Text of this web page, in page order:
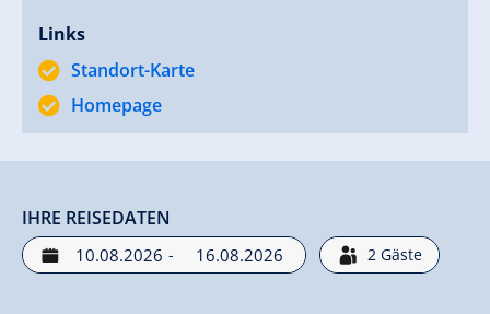
Links
Standort-Karte
Homepage
IHRE REISEDATEN
- 2 Gäste